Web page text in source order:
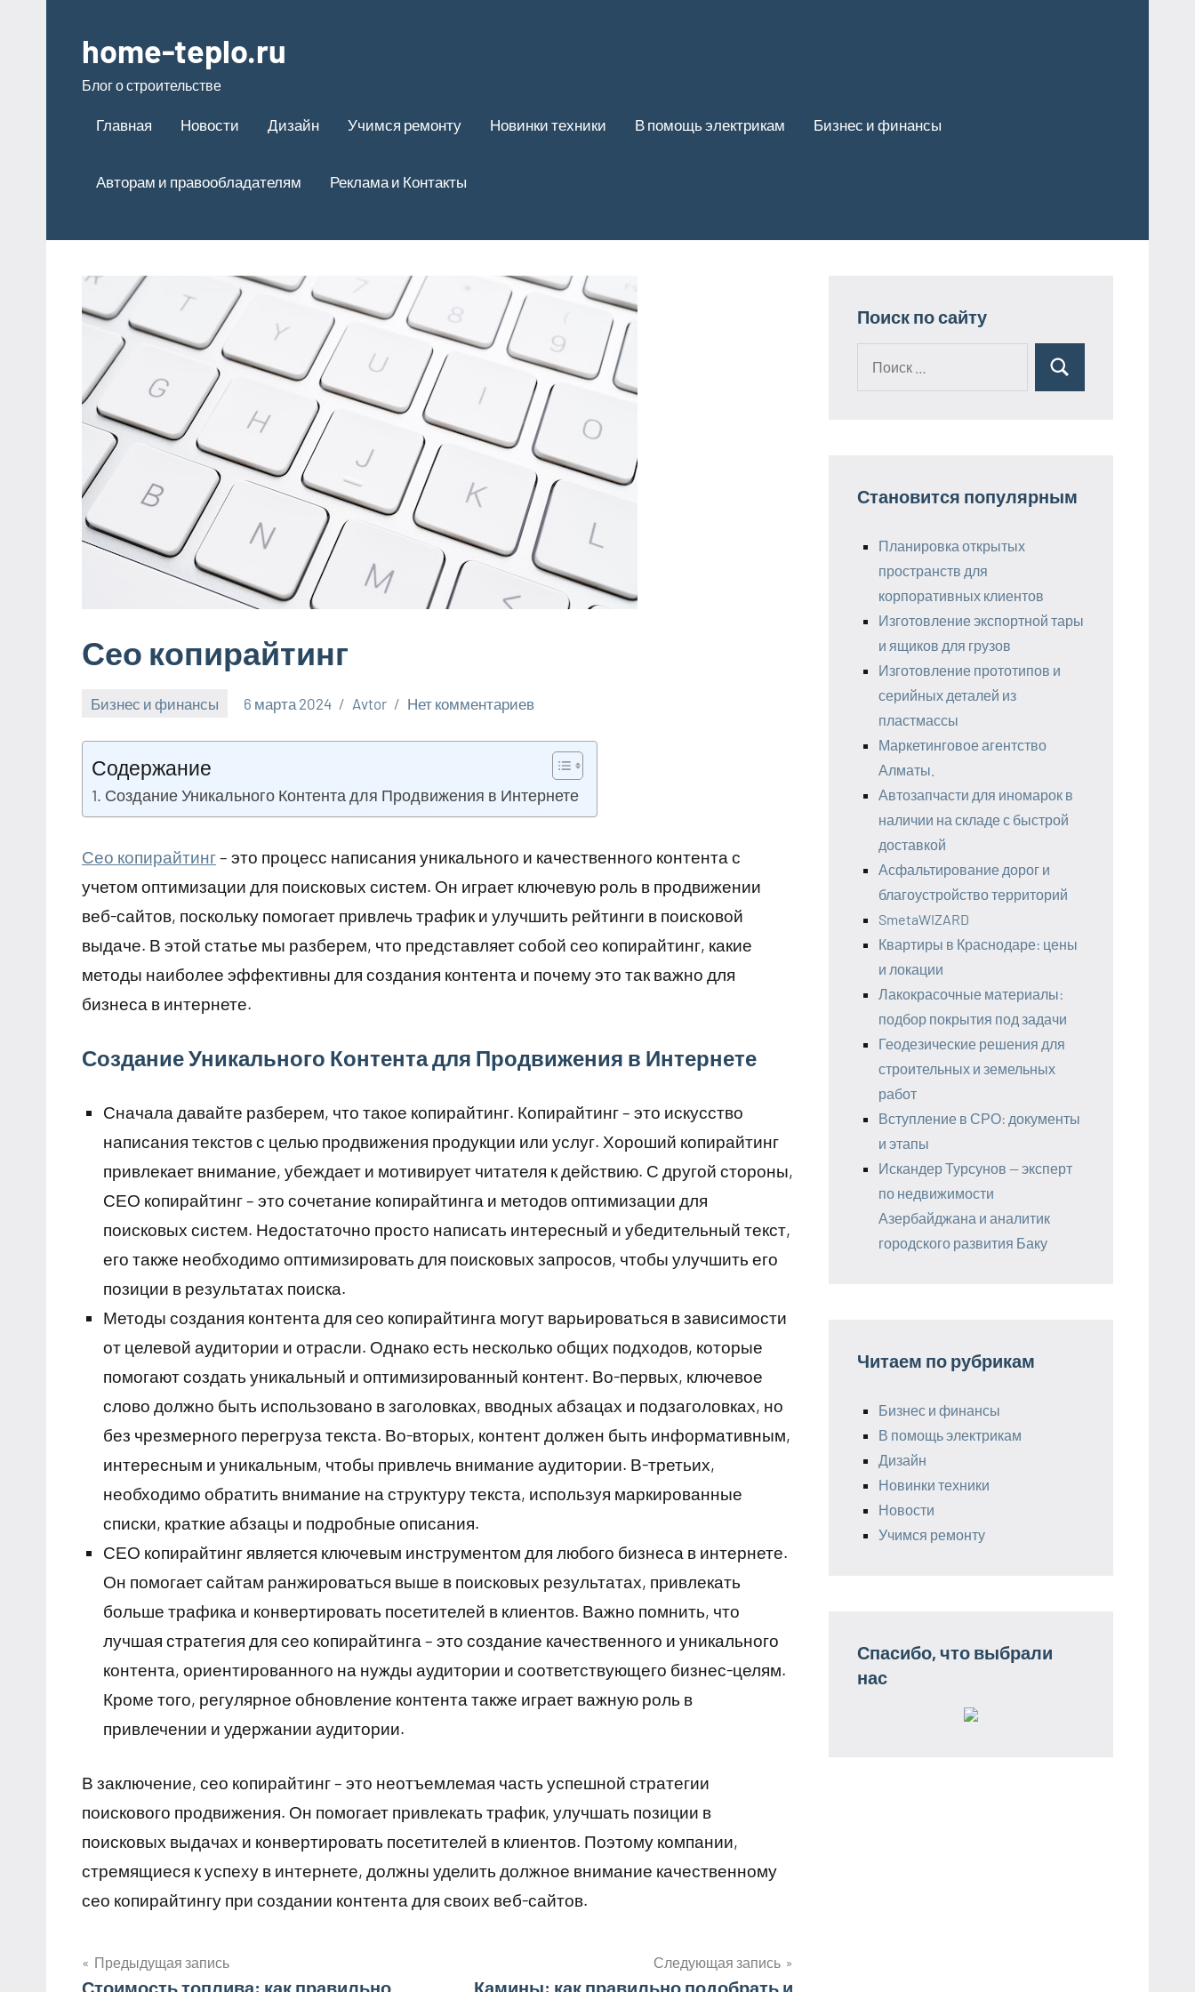
содержимому
home-teplo.ru
Блог о строительстве
Главная Новости Дизайн Учимся ремонту Новинки техники В помощь электрикам Бизнес и финансы
Авторам и правообладателям Реклама и Контакты
Сео копирайтинг
Бизнес и финансы 6 марта 2024 Avtor Нет комментариев
Содержание
Создание Уникального Контента для Продвижения в Интернете
Сео копирайтинг– это процесс написания уникального и качественного контента с
учетом оптимизации для поисковых систем. Он играет ключевую роль в продвижении
веб-сайтов, поскольку помогает привлечь трафик и улучшить рейтинги в поисковой
выдаче. В этой статье мы разберем, что представляет собой сео копирайтинг, какие
методы наиболее эффективны для создания контента и почему это так важно для
бизнеса в интернете.
Создание Уникального Контента для Продвижения в Интернете
Сначала давайте разберем, что такое копирайтинг. Копирайтинг – это искусство
написания текстов с целью продвижения продукции или услуг. Хороший копирайтинг
привлекает внимание, убеждает и мотивирует читателя к действию. С другой стороны,
СЕО копирайтинг – это сочетание копирайтинга и методов оптимизации для
поисковых систем. Недостаточно просто написать интересный и убедительный текст,
его также необходимо оптимизировать для поисковых запросов, чтобы улучшить его
позиции в результатах поиска.
Методы создания контента для сео копирайтинга могут варьироваться в зависимости
от целевой аудитории и отрасли. Однако есть несколько общих подходов, которые
помогают создать уникальный и оптимизированный контент. Во-первых, ключевое
слово должно быть использовано в заголовках, вводных абзацах и подзаголовках, но
без чрезмерного перегруза текста. Во-вторых, контент должен быть информативным,
интересным и уникальным, чтобы привлечь внимание аудитории. В-третьих,
необходимо обратить внимание на структуру текста, используя маркированные
списки, краткие абзацы и подробные описания.
СЕО копирайтинг является ключевым инструментом для любого бизнеса в интернете.
Он помогает сайтам ранжироваться выше в поисковых результатах, привлекать
больше трафика и конвертировать посетителей в клиентов. Важно помнить, что
лучшая стратегия для сео копирайтинга – это создание качественного и уникального
контента, ориентированного на нужды аудитории и соответствующего бизнес-целям.
Кроме того, регулярное обновление контента также играет важную роль в
привлечении и удержании аудитории.
В заключение, сео копирайтинг – это неотъемлемая часть успешной стратегии
поискового продвижения. Он помогает привлекать трафик, улучшать позиции в
поисковых выдачах и конвертировать посетителей в клиентов. Поэтому компании,
стремящиеся к успеху в интернете, должны уделить должное внимание качественному
сео копирайтингу при создании контента для своих веб-сайтов.
Предыдущая запись Следующая запись
Поиск по сайту
Поиск
Становится популярным
Планировка открытых
пространств для
корпоративных клиентов
Изготовление экспортной тары
и ящиков для грузов
Изготовление прототипов и
серийных деталей из
пластмассы
Маркетинговое агентство
Алматы.
Автозапчасти для иномарок в
наличии на складе с быстрой
доставкой
Асфальтирование дорог и
благоустройство территорий
SmetaWIZARD
Квартиры в Краснодаре: цены
и локации
Лакокрасочные материалы:
подбор покрытия под задачи
Геодезические решения для
строительных и земельных
работ
Вступление в СРО: документы
и этапы
Искандер Турсунов — эксперт
по недвижимости
Азербайджана и аналитик
городского развития Баку
Читаем по рубрикам
Бизнес и финансы
В помощь электрикам
Дизайн
Новинки техники
Новости
Учимся ремонту
Спасибо, что выбрали
нас